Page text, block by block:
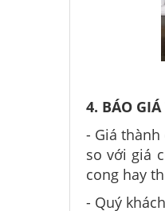
4. BÁO
- Giá
so với giá
cong hay
- Quý